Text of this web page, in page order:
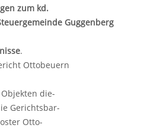
zum kd.
Guggenberg
.
Ottobeuern
die-
Gerichtsbar-
Otto-